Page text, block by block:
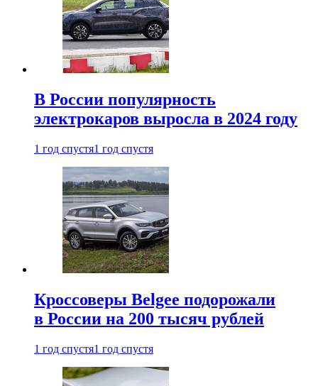
В России популярность
электрокаров выросла в 2024 году
1 год спустя1 год спустя
Кроссоверы Belgee подорожали
в России на 200 тысяч рублей
1 год спустя1 год спустя